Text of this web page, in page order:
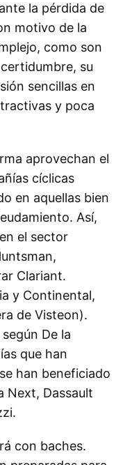
la pérdida de
motivo de la
como son
su
sencillas en
y poca
aprovechan el
cíclicas
en aquellas bien
Así,
el sector
Clariant.
y Continental,
de Visteon).
De la
que han
han beneficiado
Next, Dassault
con baches.